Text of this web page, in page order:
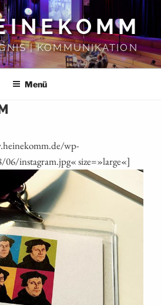
| KOMMUNIKATION
Menü
wp-
instagram.jpg« size=»large«]